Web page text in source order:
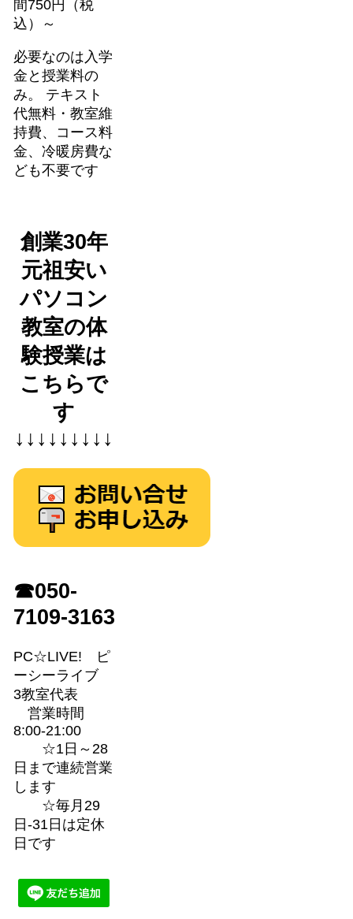
間750円（税
込）～
必要なのは入学
金と授業料の
み。 テキスト
代無料・教室維
持費、コース料
金、冷暖房費な
ども不要です
創業30年
元祖安い
パソコン
教室の体
験授業は
こちらで
す
↓↓↓↓↓↓↓↓↓
☎050-
7109-3163
PC☆LIVE! ピ
ーシーライブ
3教室代表
営業時間
8:00-21:00
☆1日～28
日まで連続営業
します
☆毎月29
日-31日は定休
日です